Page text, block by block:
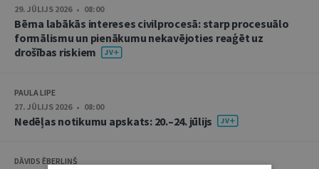
29. JŪLIJS 2026 • 08:00
Bērna labākās intereses civilprocesā: starp procesuālo
formālismu un pienākumu nekavējoties reaģēt uz
drošības riskiem
PAULA LIPE
27. JŪLIJS 2026 • 08:00
Nedēļas notikumu apskats: 20.–24. jūlijs
DĀVIDS ĒBERLIŅŠ